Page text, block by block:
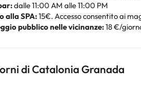
dalle 11:00 AM alle 11:00 PM
alla SPA:15€. Accesso consentito ai
pubblico nelle vicinanze:18 €/
di Catalonia Granada